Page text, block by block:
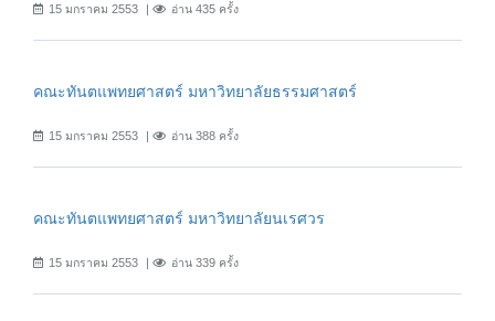
15 มกราคม 2553 อ่าน 435 ครั้ง
คณะทันตแพทยศาสตร์ มหาวิทยาลัยธรรมศาสตร์
15 มกราคม 2553 อ่าน 388 ครั้ง
คณะทันตแพทยศาสตร์ มหาวิทยาลัยนเรศวร
15 มกราคม 2553 อ่าน 339 ครั้ง